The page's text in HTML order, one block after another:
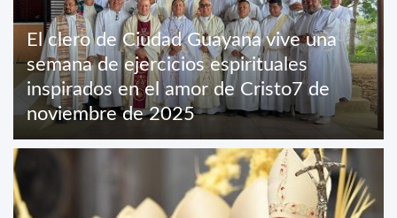
El clero de Ciudad Guayana vive una
semana de ejercicios espirituales
inspirados en el amor de Cristo7 de
noviembre de 2025